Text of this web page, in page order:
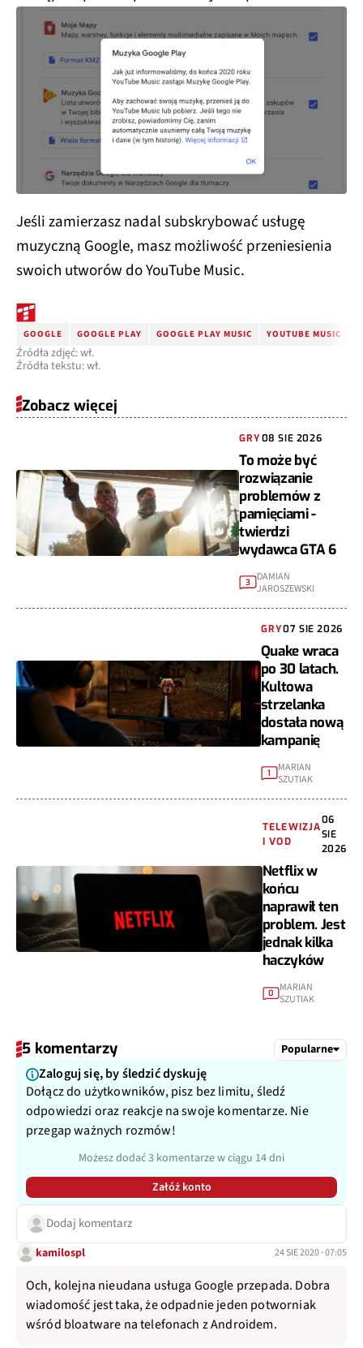
Jeśli zamierzasz nadal subskrybować usługę
muzyczną Google, masz możliwość przeniesienia
swoich utworów do YouTube Music.
GOOGLE GOOGLE PLAY GOOGLE PLAY MUSIC YOUTUBE MUSIC
Źródła zdjęć: wł.
Źródła tekstu: wł.
Zobacz więcej
GRY08 SIE 2026
To może być
rozwiązanie
problemów z
pamięciami -
twierdzi
wydawca GTA 6
3 DAMIAN
JAROSZEWSKI
GRY07 SIE 2026
Quake wraca
po 30 latach.
Kultowa
strzelanka
dostała nową
kampanię
1
MARIAN
SZUTIAK
TELEWIZJA
I VOD
06
SIE
2026
Netflix w
końcu
naprawił ten
problem. Jest
jednak kilka
haczyków
0
MARIAN
SZUTIAK
5 komentarzy Popularne
Zaloguj się, by śledzić dyskuję
Dołącz do użytkowników, pisz bez limitu, śledź
odpowiedzi oraz reakcje na swoje komentarze. Nie
przegap ważnych rozmów!
Możesz dodać 3 komentarze w ciągu 14 dni
Załóż konto
Dodaj komentarz
kamilospl 24 SIE 2020 · 07:05
Och, kolejna nieudana usługa Google przepada. Dobra
wiadomość jest taka, że odpadnie jeden potworniak
wśród bloatware na telefonach z Androidem.